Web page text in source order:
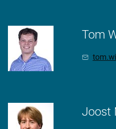
Tom
Joost